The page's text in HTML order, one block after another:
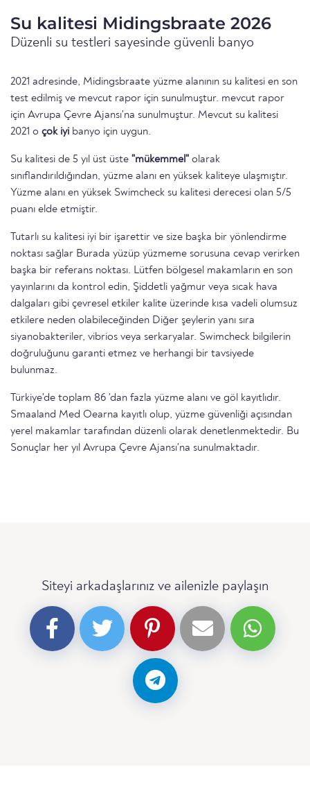
Su kalitesi Midingsbraate 2026
Düzenli su testleri sayesinde güvenli banyo
2021 adresinde, Midingsbraate yüzme alanının su kalitesi en son
test edilmiş ve mevcut rapor için sunulmuştur. mevcut rapor
için Avrupa Çevre Ajansı'na sunulmuştur. Mevcut su kalitesi
2021 o çok iyi banyo için uygun.
Su kalitesi de 5 yıl üst üste "mükemmel" olarak
sınıflandırıldığından, yüzme alanı en yüksek kaliteye ulaşmıştır.
Yüzme alanı en yüksek Swimcheck su kalitesi derecesi olan 5/5
puanı elde etmiştir.
Tutarlı su kalitesi iyi bir işarettir ve size başka bir yönlendirme
noktası sağlar Burada yüzüp yüzmeme sorusuna cevap verirken
başka bir referans noktası. Lütfen bölgesel makamların en son
yayınlarını da kontrol edin, Şiddetli yağmur veya sıcak hava
dalgaları gibi çevresel etkiler kalite üzerinde kısa vadeli olumsuz
etkilere neden olabileceğinden Diğer şeylerin yanı sıra
siyanobakteriler, vibrios veya serkaryalar. Swimcheck bilgilerin
doğruluğunu garanti etmez ve herhangi bir tavsiyede
bulunmaz.
Türkiye'de toplam 86 'dan fazla yüzme alanı ve göl kayıtlıdır.
Smaaland Med Oearna kayıtlı olup, yüzme güvenliği açısından
yerel makamlar tarafından düzenli olarak denetlenmektedir. Bu
Sonuçlar her yıl Avrupa Çevre Ajansı'na sunulmaktadır.
Siteyi arkadaşlarınız ve ailenizle paylaşın